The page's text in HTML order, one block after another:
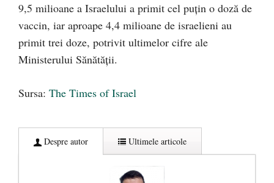
9,5 milioane a Israelului a primit cel puțin o doză de
vaccin, iar aproape 4,4 milioane de israelieni au
primit trei doze, potrivit ultimelor cifre ale
Ministerului Sănătății.
Sursa: The Times of Israel
Despre autor Ultimele articole